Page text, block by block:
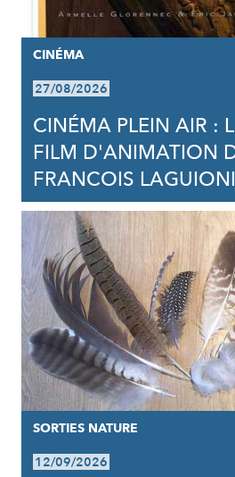
CINÉMA
27/08/2026
CINÉMA PLEIN AIR :
FILM D'ANIMATION
FRANCOIS
SORTIES NATURE
12/09/2026